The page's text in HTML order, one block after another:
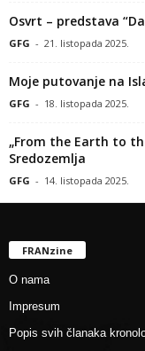
Osvrt – predstava
GFG - 21. listopada 2025.
Moje putovanje na
GFG - 18. listopada 2025.
„From the Earth to
Sredozemlja
GFG - 14. listopada 2025.
FRANzine
O nama
Impresum
Popis svih članaka